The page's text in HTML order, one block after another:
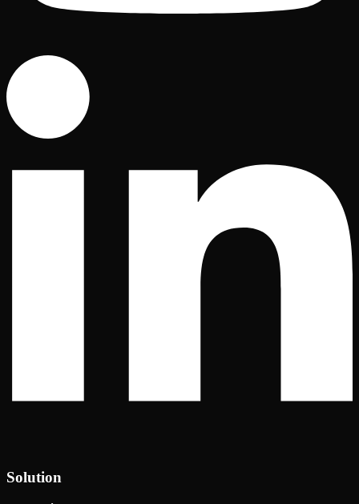
Solution